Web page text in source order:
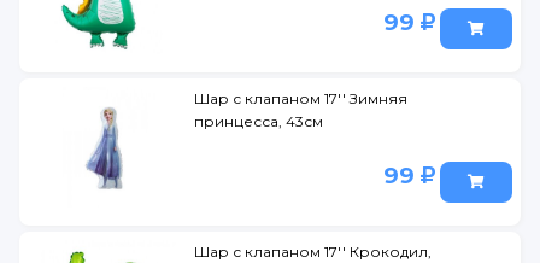
99
Шар с клапаном 17'' Зимняя
принцесса, 43см
99
Шар с клапаном 17'' Крокодил,